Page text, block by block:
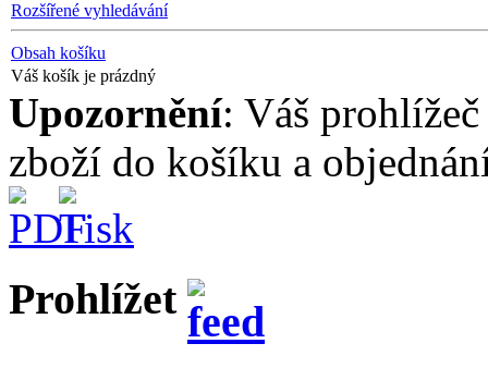
Rozšířené vyhledávání
Obsah košíku
Váš košík je prázdný
Upozornění: Váš
zboží do košíku a
Prohlížet